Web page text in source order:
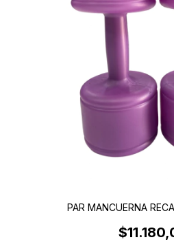
PAR MANCUERNA